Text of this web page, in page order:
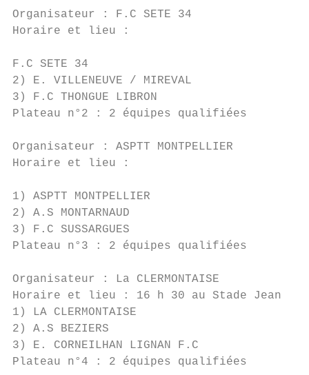
Organisateur : F.C SETE 34
Horaire et lieu :
F.C SETE 34
2) E. VILLENEUVE / MIREVAL
3) F.C THONGUE LIBRON
Plateau n°2 : 2 équipes qualifiées
Organisateur : ASPTT MONTPELLIER
Horaire et lieu :
1) ASPTT MONTPELLIER
2) A.S MONTARNAUD
3) F.C SUSSARGUES
Plateau n°3 : 2 équipes qualifiées
Organisateur : La CLERMONTAISE
Horaire et lieu : 16 h 30 au Stade Jean Pinet à
1) LA CLERMONTAISE
2) A.S BEZIERS
3) E. CORNEILHAN LIGNAN F.C
Plateau n°4 : 2 équipes qualifiées